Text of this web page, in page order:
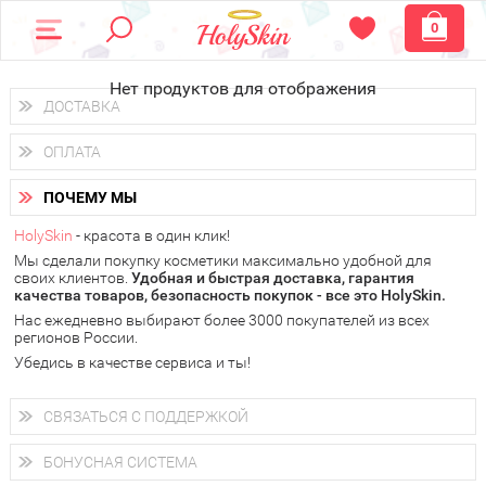
0
Нет продуктов для отображения
ДОСТАВКА
Доставка осуществляетсяпо всем городам России.
Вы можете выбрать доставку курьером, Почтой России или
получить заказ в пунктах выдачи PickPoint или пункте
самовывоза.
В 20 городах России доставка осуществляется ужена
следующий день.
у Вас всегда есть возможность получитьбесплатную
доставку от HolySkin.
подробнее об условиях доставки и оплаты в Вашем городе
ОПЛАТА
Вы можете оплатить свой заказ любым удобным способом:
наличными деньгами (
через интернет-банк (Альфа-банк, Сбербанк) и другими
электронными способами.
ПОЧЕМУ МЫ
HolySkin - красота в один клик!
Мы сделали покупку косметики максимально удобной для
своих клиентов. Удобная и быстрая доставка, гарантия
качества товаров, безопасность покупок - все это HolySkin.
Нас ежедневно выбирают более 3000 покупателей из всех
регионов России.
Убедись в качестве сервиса и ты!
СВЯЗАТЬСЯ С ПОДДЕРЖКОЙ
+7 (800) 707-24-55
Мы будем рады ответить на все Ваши вопросы по работе
магазина, проконсультировать по товарам, рассказать о
БОНУСНАЯ СИСТЕМА